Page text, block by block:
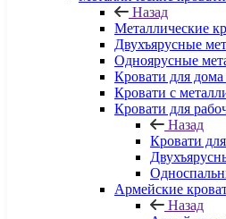
Назад
Металлические
Двухъярусные
Одноярусные
Кровати для дома
Кровати с
Кровати для
Назад
Кровати
Армейские
Назад